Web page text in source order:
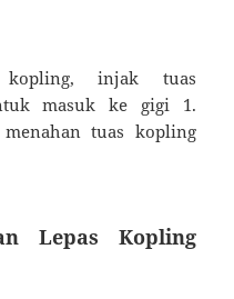
kopling, injak tuas
masuk ke gigi 1.
tuas kopling
Lepas Kopling